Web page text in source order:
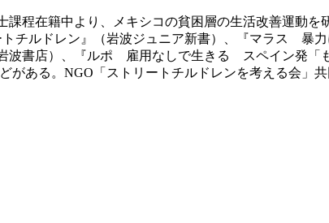
課程在籍中より、メキシコの貧困層の生活改善運動
チルドレン』（岩波ジュニア新書）、『マラス 暴
波書店）、『ルポ 雇用なしで生きる スペイン発「
ある。NGO「ストリートチルドレンを考える会」共